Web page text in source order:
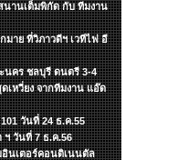
นานเต็มพิกัด กับ ทีมงาน
มาย ที่วิภาวดีฯ เวทีไฟ อี
นคร ชลบุรี ดนตรี 3-4
เหวี่ยง จากทีมงาน แอ๊ด
วันที่ 24 ธ.ค.55
ฯ วันที่ 7 ธ.ค.56
อินเตอร์คอนติเนนตัล